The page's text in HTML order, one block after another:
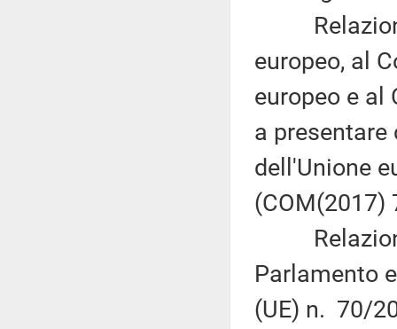
Relazione
europeo, al
europeo e
a
dell'Unione
(COM(2017)
Relazione
Parlamento
(UE) n. 70/